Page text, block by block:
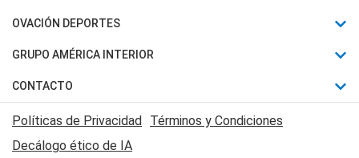
Política
Judiciales
Economia
Horóscopo
Motores
Trucos caseros
Series y Películas
Edictos y Solicitadas
OVACIÓN DEPORTES
Fútbol
Mundial
Automovilismo
Rugby
GRUPO AMÉRICA INTERIOR
Canal 7 en Vivo
CONTACTO
Acerca de Nosotros
Contactanos
Políticas de Privacidad Términos y Condiciones
Decálogo ético de IA